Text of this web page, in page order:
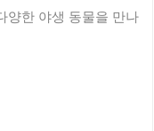
양한 야생 동물을 만나